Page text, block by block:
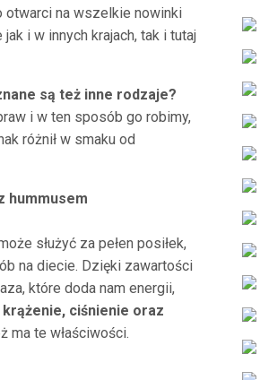
otwarci na wszelkie nowinki
i w innych krajach, tak i tutaj
są też inne rodzaje?
i w ten sposób go robimy,
różnił w smaku od
służyć za pełen posiłek,
na diecie. Dzięki zawartości
które doda nam energii,
ciśnienie oraz
ma te właściwości.